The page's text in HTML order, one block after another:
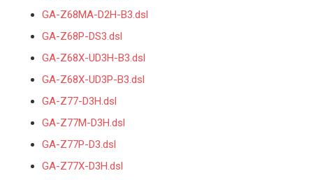
GA-Z68MA-D2H-B3.dsl
GA-Z68P-DS3.dsl
GA-Z68X-UD3H-B3.dsl
GA-Z68X-UD3P-B3.dsl
GA-Z77-D3H.dsl
GA-Z77M-D3H.dsl
GA-Z77P-D3.dsl
GA-Z77X-D3H.dsl